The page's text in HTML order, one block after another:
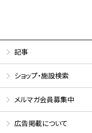
記事
ショップ・施設検索
メルマガ会員募集中
広告掲載について